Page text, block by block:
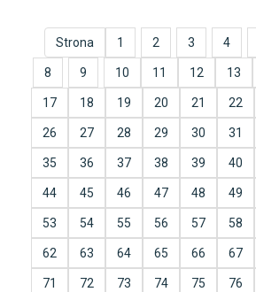
Strona 1 2 3 4
8 9 10 11 12 13
17 18 19 20 21 22
26 27 28 29 30 31
35 36 37 38 39 40
44 45 46 47 48 49
53 54 55 56 57 58
62 63 64 65 66 67
71 72 73 74 75 76